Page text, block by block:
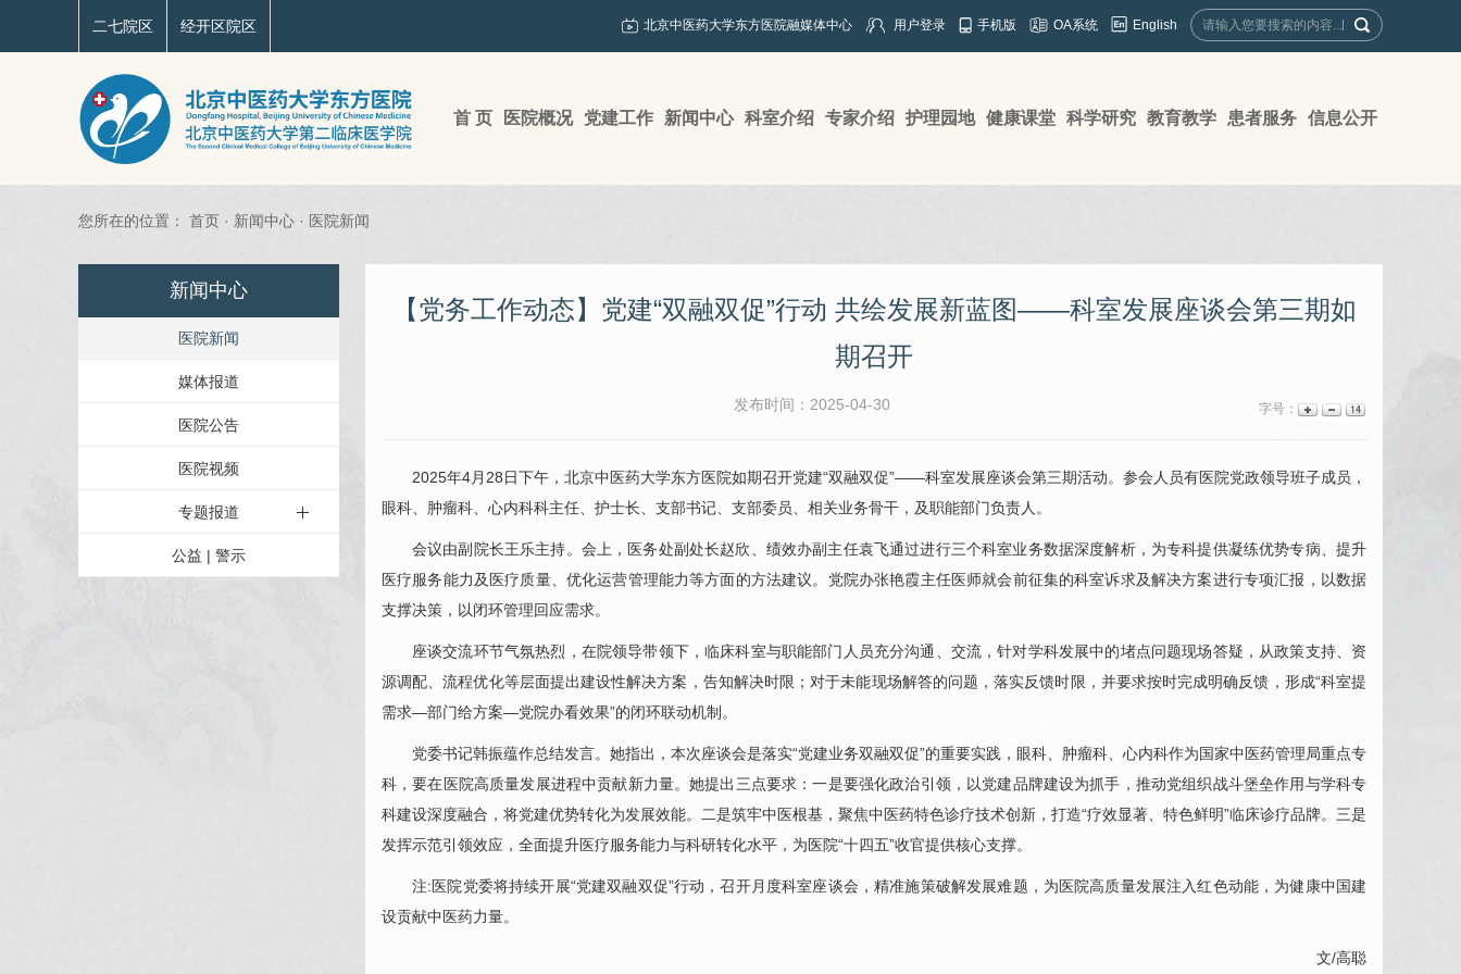
二七院区 经开区院区 北京中医药大学东方医院融媒体中心 用户登录 手机版 OA系统 English
首 页 医院概况 党建工作 新闻中心 科室介绍 专家介绍 护理园地 健康课堂 科学研究 教育教学 患者服务 信息公开
您所在的位置： 首页 · 新闻中心 · 医院新闻
新闻中心
医院新闻
媒体报道
医院公告
医院视频
专题报道
公益 | 警示
【党务工作动态】党建“双融双促”行动 共绘发展新蓝图——科室发展座谈会第三期如
期召开
发布时间：2025-04-30 字号：
2025年4月28日下午，北京中医药大学东方医院如期召开党建“双融双促”——科室发展座谈会第三期活动。参会人员有医院党政领导班子成员，
眼科
肿瘤科 、心内科科主任、护士长、支部书记、支部委员、相关业务骨干，及职能部门负责人。
会议由副院长王乐主持。会上，医务处副处长赵欣
、绩效办副主任袁飞通过进行三个科室业务数据深度解析，为专科提供凝练优势专病、提升
医疗服务能力及医疗质量、优化运营管理能力等方面的方法建议。党院办张艳霞主任医师就会前征集的科室诉求及解决方案进行专项汇报，以数据
支撑决策，以闭环管理回应需求。
座谈交流环节气氛热烈，在院领导带领下，临床科室与职能部门人员充分沟通、交流，针对学科发展中的堵点问题现场答疑，从政策支持、资
源调配、流程优化等层面提出建设性解决方案，告知解决时限；对于未能现场解答的问题，落实反馈时限，并要求按时完成明确反馈，形成“科室提
需求—部门给方案—党院办看效果”的闭环联动机制。
党委书记韩振蕴作总结发言。她指出，本次座谈会是落实“党建业务双融双促”的重要实践， 眼科 肿瘤科 、心内科作为国家中医药管理局重点专
科，要在医院高质量发展进程中贡献新力量。她提出三点要求：一是要强化政治引领，以党建品牌建设为抓手，推动党组织战斗堡垒作用与学科专
科建设深度融合，将党建优势转化为发展效能。二是筑牢中医根基，聚焦中医药特色诊疗技术创新，打造“疗效显著、特色鲜明”临床诊疗品牌。三是
发挥示范引领效应，全面提升医疗服务能力与科研转化水平，为医院“十四五”收官提供核心支撑。
注:医院党委将持续开展“党建双融双促”行动，召开月度科室座谈会，精准施策破解发展难题，为医院高质量发展注入红色动能，为健康中国建
设贡献中医药力量。
文/高聪